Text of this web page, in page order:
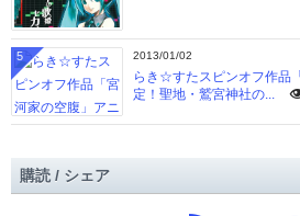
2013/01/02
らき☆すたスピンオフ作品
定！聖地・鷲宮神社の...
5
購読 / シェア